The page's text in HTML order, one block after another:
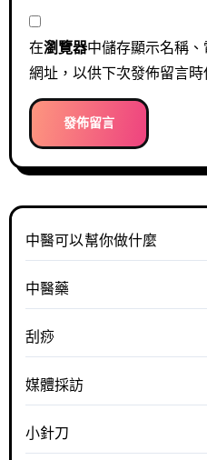
在瀏覽器中儲存顯示名稱
網址，以供下次發佈留言時
中醫可以幫你做什麼
中醫藥
刮痧
媒體採訪
小針刀